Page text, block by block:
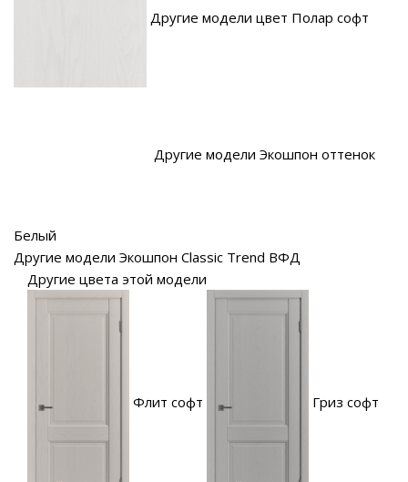
Другие модели цвет Полар софт
Другие модели Экошпон оттенок
Белый
Другие модели Экошпон Classic Trend ВФД
Другие цвета этой модели
Флит софт Гриз софт